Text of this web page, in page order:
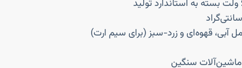
آبی، قهوه‌ای و زرد-سبز (برای سیم ارت)
سنگین